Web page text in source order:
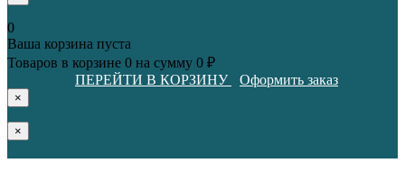
0
Ваша корзина пуста
Товаров в корзине 0 на сумму 0 ₽
ПЕРЕЙТИ В КОРЗИНУ
Оформить заказ
×
×